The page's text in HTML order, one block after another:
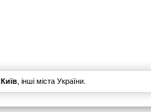
Київ, інші міста України.